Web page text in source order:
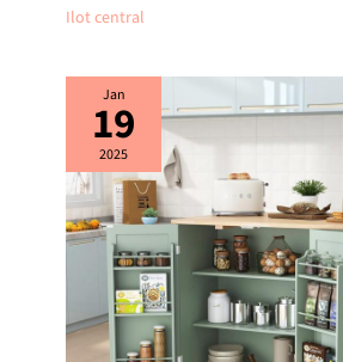
Ilot central
Jan
19
2025